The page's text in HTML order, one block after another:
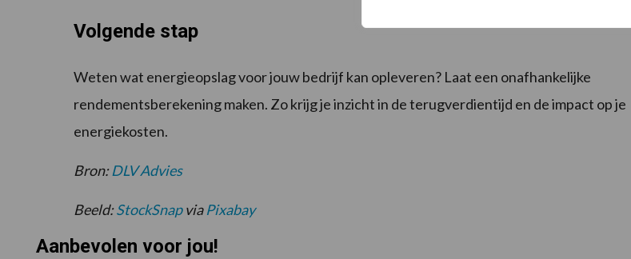
Volgende stap
Weten wat energieopslag voor jouw bedrijf kan opleveren? Laat een onafhankelijke
rendementsberekening maken. Zo krijg je inzicht in de terugverdientijd en de impact op je
energiekosten.
Bron:DLV Advies
Beeld:StockSnapviaPixabay
Aanbevolen voor jou!